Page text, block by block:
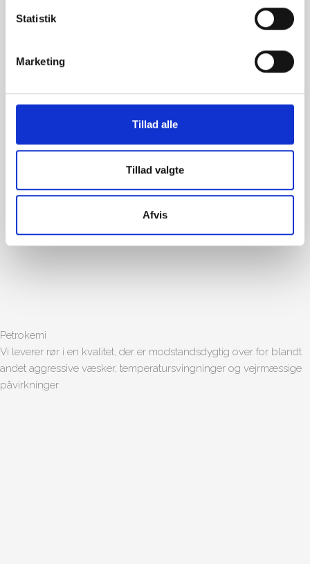
Statistik
Marketing
Tillad alle
Tillad valgte
Afvis
Petrokemi
Vi leverer rør i en kvalitet, der er modstandsdygtig over for blandt
andet aggressive væsker, temperatursvingninger og vejrmæssige
påvirkninger